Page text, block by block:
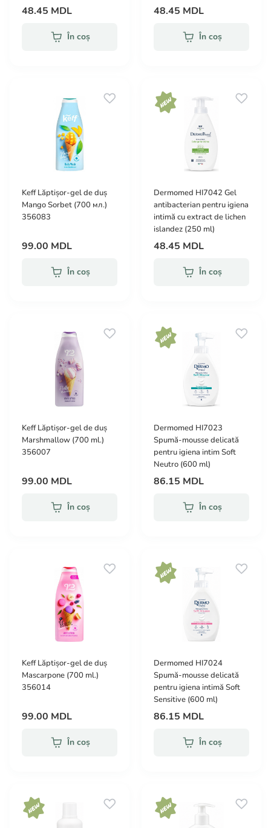
48.45 MDL
În coș
48.45 MDL
În coș
Keff Lăptișor-gel de duș
Mango Sorbet (700 мл.)
356083
99.00 MDL
În coș
Dermomed HI7042 Gel
antibacterian pentru igiena
intimă cu extract de lichen
islandez (250 ml)
48.45 MDL
În coș
Keff Lăptișor-gel de duș
Marshmallow (700 ml.)
356007
99.00 MDL
În coș
Dermomed HI7023
Spumă-mousse delicată
pentru igiena intim Soft
Neutro (600 ml)
86.15 MDL
În coș
Keff Lăptișor-gel de duș
Mascarpone (700 ml.)
356014
99.00 MDL
În coș
Dermomed HI7024
Spumă-mousse delicată
pentru igiena intimă Soft
Sensitive (600 ml)
86.15 MDL
În coș